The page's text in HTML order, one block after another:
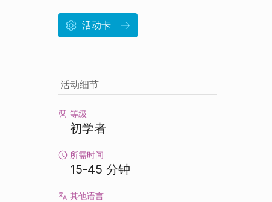
活动卡
活动细节
等级
初学者
所需时间
15-45 分钟
其他语言